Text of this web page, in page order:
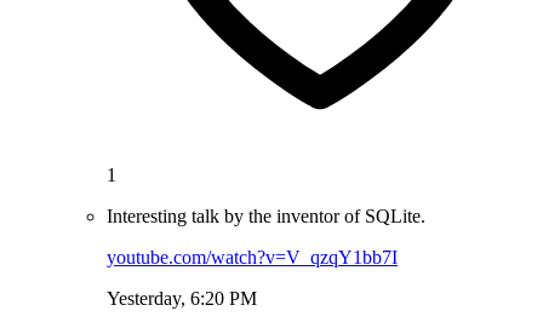
1
Interesting talk by the inventor of SQLite.
youtube.com/watch?v=V_qzqY1bb7I
Yesterday, 6:20 PM